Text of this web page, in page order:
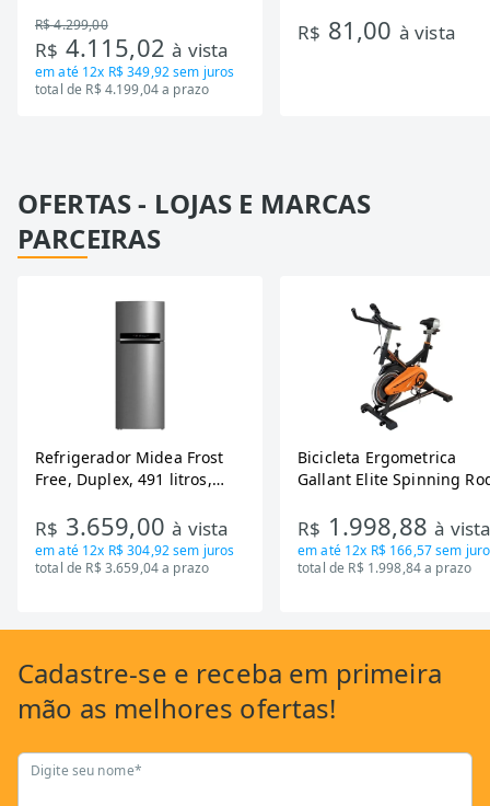
Tecnologia Inverter, Branco,
Bivolt
R$ 4.299,00
R$ 4.115,02à vista
em até 12x R$ 349,92sem juros
total de R$ 4.199,04 a prazo
R$ 81,00 à vista
OFERTAS - LOJAS E MARCAS
PARCEIRAS
Refrigerador Midea Frost
Free, Duplex, 491 litros,
RT650EVK463)
R$ 3.659,00à vista
em até 12x R$ 304,92sem juros
total de R$ 3.659,04 a prazo
Bicicleta Ergometrica
Gallant Elite Spinning
Mecanica GSB13HBTA-PT
R$ 1.998,88à
em até 12x R$ 166,57sem
total de R$ 1.998,84 a prazo
Cadastre-se e receba em primeira
mão as melhores ofertas!
Digite seu nome*